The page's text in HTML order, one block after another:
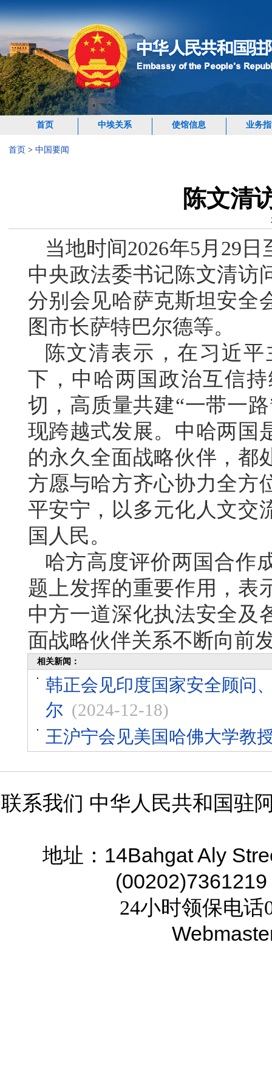
首页 中埃关系 使馆信息 业务
首页 > 中国要闻
陈文清
当地时间2026年5月29
中央政法委书记陈文清访
分别会见哈萨克斯坦安全
图市长萨特巴尔德等。
陈文清表示，在习近
下，中哈两国政治互信
切，高质量共建“一带一
现跨越式发展。中哈两国
的永久全面战略伙伴，都
方愿与哈方齐心协力全方
平安宁，以多元化人文交
国人民。
哈方高度评价两国合作
题上发挥的重要作用，表
中方一道深化执法安全及
面战略伙伴关系不断向前
相关新闻：
韩正会见印度国家安全顾问
尔 (2024-12-18)
王沪宁会见美国哈佛大学教
联系我们 中华人民共和国驻
地址： 14Bahgat Aly
(00202)7361219
24小时领保电话